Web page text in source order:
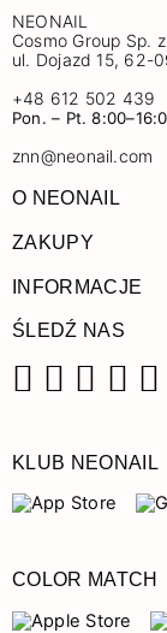
NEONAIL
Cosmo Group Sp.
ul. Dojazd 15, 62-
+48 612 502 439
Pon. – Pt.
znn@neonail.com
O NEONAIL
ZAKUPY
INFORMACJE
ŚLEDŹ NAS
KLUB NEONAIL
COLOR MATCH